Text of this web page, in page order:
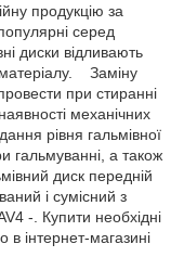
продукцію за
серед
диски відливають
матеріалу. Заміну
при стиранні
механічних
рівня гальмівної
гальмуванні, а також
диск передній
і сумісний з
-. Купити необхідні
інтернет-магазині